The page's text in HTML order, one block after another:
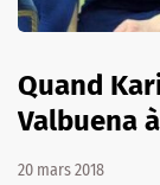
Quand
Valbuena
20 mars 2018